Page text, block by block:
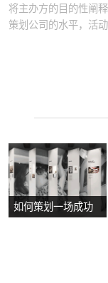
将主办方的目的性阐
策划公司的水平，活
如何策划一场成功